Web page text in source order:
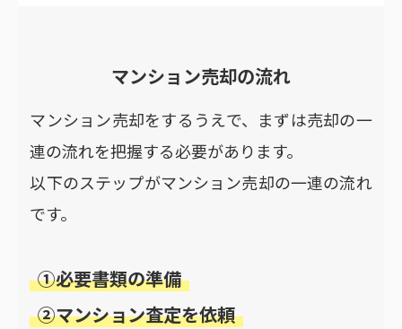
マンション売却の流れ
マンション売却をするうえで、まずは売却の一
連の流れを把握する必要があります。
以下のステップがマンション売却の一連の流れ
です。
①必要書類の準備
②マンション査定を依頼